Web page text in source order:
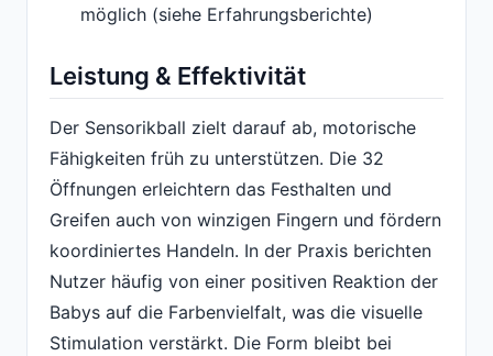
möglich (siehe Erfahrungsberichte)
Leistung & Effektivität
Der Sensorikball zielt darauf ab, motorische
Fähigkeiten früh zu unterstützen. Die 32
Öffnungen erleichtern das Festhalten und
Greifen auch von winzigen Fingern und fördern
koordiniertes Handeln. In der Praxis berichten
Nutzer häufig von einer positiven Reaktion der
Babys auf die Farbenvielfalt, was die visuelle
Stimulation verstärkt. Die Form bleibt bei